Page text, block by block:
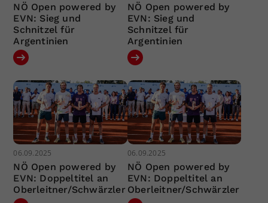
NÖ Open powered by
EVN: Sieg und
Schnitzel für
Argentinien
NÖ Open powered by
EVN: Sieg und
Schnitzel für
Argentinien
06.09.2025
NÖ Open powered by
EVN: Doppeltitel an
Oberleitner/Schwärzler
06.09.2025
NÖ Open powered by
EVN: Doppeltitel an
Oberleitner/Schwärzler